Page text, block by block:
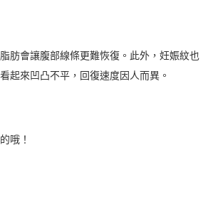
肪會讓腹部線條更難恢復。此外，妊娠紋也
起來凹凸不平，回復速度因人而異。
哦！